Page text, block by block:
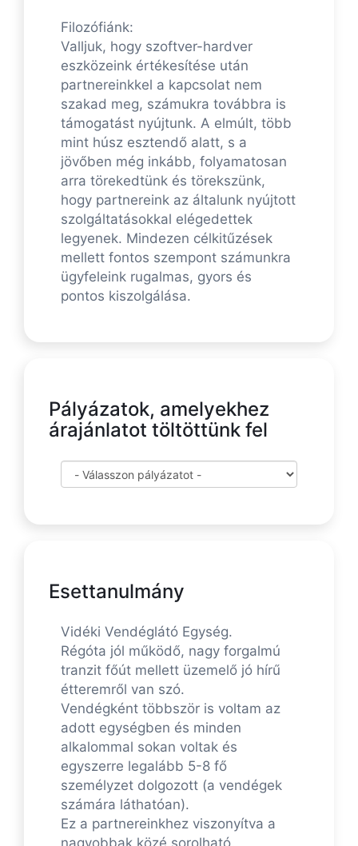
Filozófiánk:
Valljuk, hogy szoftver-hardver
eszközeink értékesítése után
partnereinkkel a kapcsolat nem
szakad meg, számukra továbbra is
támogatást nyújtunk. A elmúlt, több
mint húsz esztendő alatt, s a
jövőben még inkább, folyamatosan
arra törekedtünk és törekszünk,
hogy partnereink az általunk nyújtott
szolgáltatásokkal elégedettek
legyenek. Mindezen célkitűzések
mellett fontos szempont számunkra
ügyfeleink rugalmas, gyors és
pontos kiszolgálása.
Pályázatok, amelyekhez
árajánlatot töltöttünk fel
Esettanulmány
Vidéki Vendéglátó Egység.
Régóta jól működő, nagy forgalmú
tranzit főút mellett üzemelő jó hírű
étteremről van szó.
Vendégként többször is voltam az
adott egységben és minden
alkalommal sokan voltak és
egyszerre legalább 5-8 fő
személyzet dolgozott (a vendégek
számára láthatóan).
Ez a partnereinkhez viszonyítva a